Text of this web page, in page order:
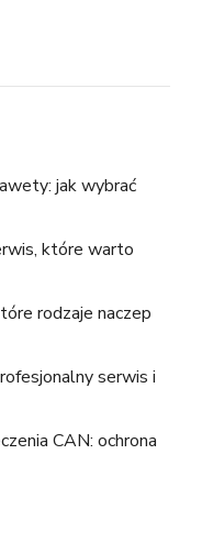
jak wybrać
które warto
rodzaje naczep
serwis i
CAN: ochrona